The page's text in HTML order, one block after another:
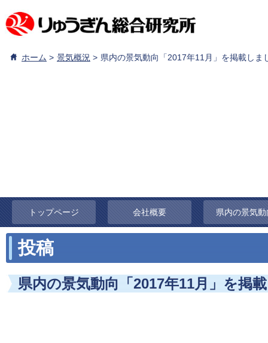
ホーム 景気概況 県内の景気動向「2017年11月」を掲載しま
トップページ 会社概要 県内の景気動
投稿
県内の景気動向「2017年11月」を掲